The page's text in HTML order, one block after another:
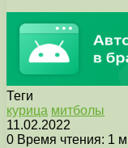
Теги
курица митболы
11.02.2022
0 Время чтения: 1